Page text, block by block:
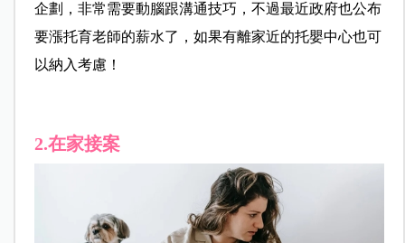
企劃，非常需要動腦跟溝通技巧，不過最近政府也公布
要漲托育老師的薪水了，如果有離家近的托嬰中心也可
以納入考慮！
2.在家接案